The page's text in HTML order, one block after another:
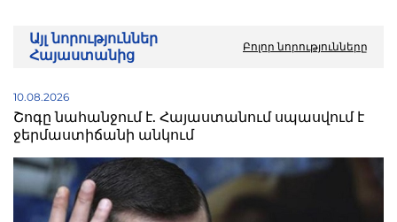
Այլ նորություններ
Հայաստանից
Բոլոր նորությունները
10.08.2026
Շոգը նահանջում է. Հայաստանում սպասվում է
ջերմաստիճանի անկում